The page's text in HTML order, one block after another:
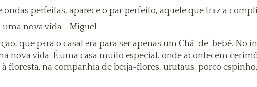
ondas perfeitas, aparece o par perfeito, aquele que traz a
uma nova vida… Miguel.
que para o casal era para ser apenas um Chá-de-bebê. No
nova vida. É uma casa muito especial, onde acontecem
floresta, na companhia de beija-flores, urutaus, porco